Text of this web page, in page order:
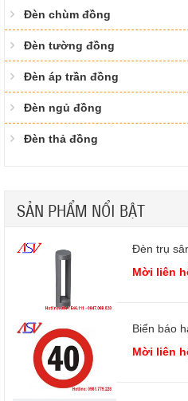
Đèn chùm đồng
Đèn tường đồng
Đèn áp trần đồng
Đèn ngủ đồng
Đèn thả đồng
SẢN PHẨM NỔI BẬT
Đèn trụ
Mời liên
Biển báo
Mời liên